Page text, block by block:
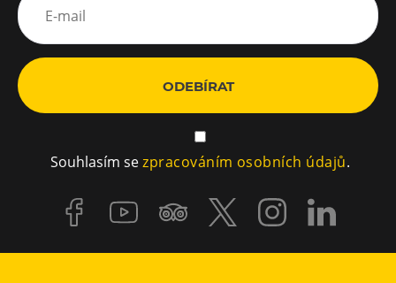
ODEBÍRAT
Souhlasím sezpracováním osobních údajů.